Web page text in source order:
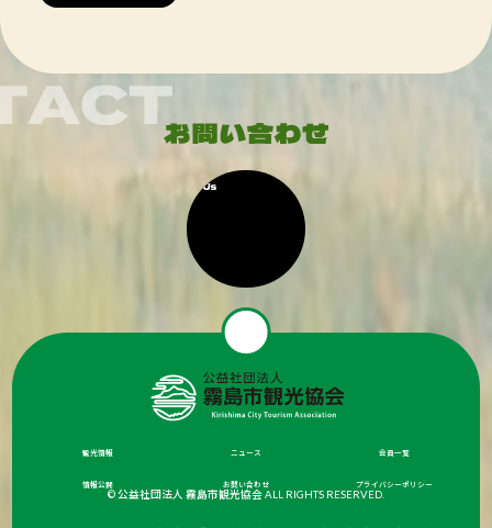
観光情報 ニュース 会員一覧
情報公開 お問い合わせ プライバシーポリシー
© 公益社団法人 霧島市観光協会 ALL RIGHTS RESERVED.